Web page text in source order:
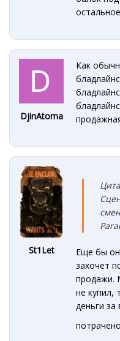
DjinAtoma
Как
St1Let
Еще бы
захочет
продажи.
не купил,
деньги за